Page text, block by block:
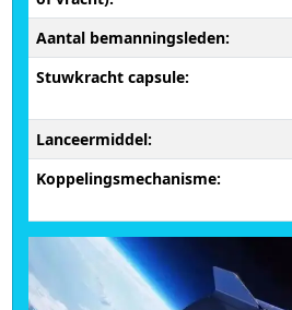
Aantal bemanningsleden:
Stuwkracht capsule:
Lanceermiddel:
Koppelingsmechanisme: